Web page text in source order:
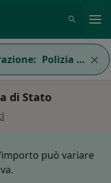
Polizia di
di Stato
può variare